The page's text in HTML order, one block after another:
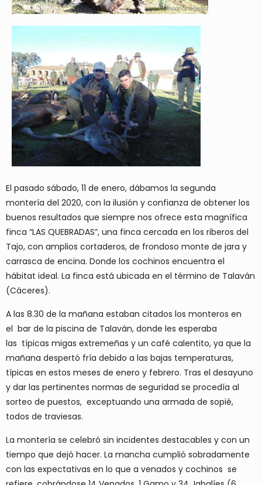
El pasado sábado, 11 de enero, dábamos la segunda
montería del 2020, con la ilusión y confianza de obtener los
buenos resultados que siempre nos ofrece esta magnífica
finca “LAS QUEBRADAS”, una finca cercada en los riberos del
Tajo, con amplios cortaderos, de frondoso monte de jara y
carrasca de encina. Donde los cochinos encuentra el
hábitat ideal. La finca está ubicada en el término de Talaván
(Cáceres).
A las 8.30 de la mañana estaban citados los monteros en
el bar de la piscina de Talaván, donde les esperaba
las típicas migas extremeñas y un café calentito, ya que la
mañana despertó fría debido a las bajas temperaturas,
típicas en estos meses de enero y febrero. Tras el desayuno
y dar las pertinentes normas de seguridad se procedía al
sorteo de puestos, exceptuando una armada de sopié,
todos de traviesas.
La montería se celebró sin incidentes destacables y con un
tiempo que dejó hacer. La mancha cumplió sobradamente
con las expectativas en lo que a venados y cochinos se